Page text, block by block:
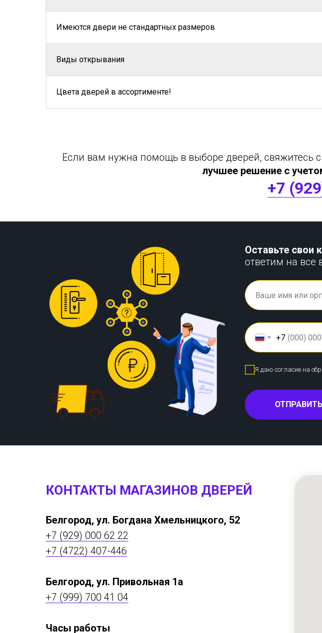
Имеются двери не стандартных размеров
Виды открывания
Цвета дверей в ассортименте!
Если вам нужна помощь в выборе дверей, свяжитесь
лучшее решение с
+7
Оставьте свои
ответим на все
+7
Я даю согласие на
КОНТАКТЫ МАГАЗИНОВ ДВЕРЕЙ
Белгород, ул. Богдана Хмельницкого, 52
+7 (929) 000 62 22
+7 (4722) 407-446
Белгород, ул. Привольная 1а
+7 (999) 700 41 04
Часы работы